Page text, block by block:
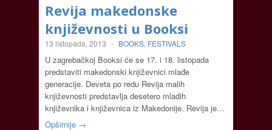
Revija makedonske
književnosti u Booksi
13 listopada, 2013 - BOOKS, FESTIVALS
U zagrebačkoj Booksi će se 17. i 18. listopada
predstaviti makedonski književnici mlađe
generacije. Deveta po redu Revija malih
književnosti predstavlja desetero mladih
književnika i književnica iz Makedonije. Revija je…
Opširnije →